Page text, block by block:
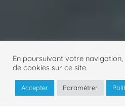
En poursuivant votre
de cookies sur ce site.
Accepter Paramétrer